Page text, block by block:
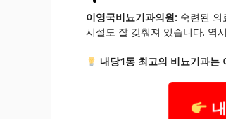
이영국비뇨기과의원: 숙련된 의
시설도 잘 갖춰져 있습니다. 역
내당1동 최고의 비뇨기과는